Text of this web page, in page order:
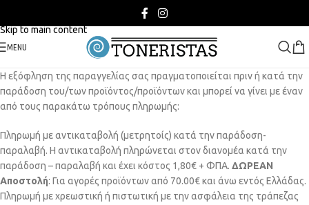
Skip to main content
MENU
Η εξόφληση της παραγγελίας σας πραγματοποιείται πριν ή κατά την
παράδοση του/των προϊόντος/προϊόντων και μπορεί να γίνει με έναν
από τους παρακάτω τρόπους πληρωμής:
Πληρωμή με αντικαταβολή (μετρητοίς) κατά την παράδοση-
παραλαβή. Η αντικαταβολή πληρώνεται στον διανομέα κατά την
παράδοση – παραλαβή και έχει κόστος 1,80€ + ΦΠΑ. ΔΩΡΕΑΝ
Αποστολή: Για αγορές προϊόντων από 70.00€ και άνω εντός Ελλάδας.
Πληρωμή με χρεωστική ή πιστωτική με την ασφάλεια της τράπεζας